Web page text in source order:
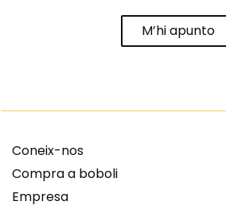
M’hi apunto
Coneix-nos
Compra a boboli
Empresa